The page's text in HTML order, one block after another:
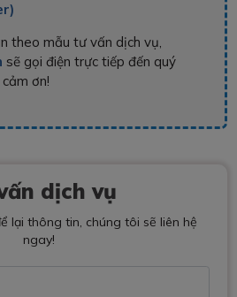
theo mẫu tư vấn dịch vụ,
sẽ gọi điện trực tiếp đến quý
ơn!
dịch vụ
lại thông tin, chúng tôi sẽ liên hệ
ngay!